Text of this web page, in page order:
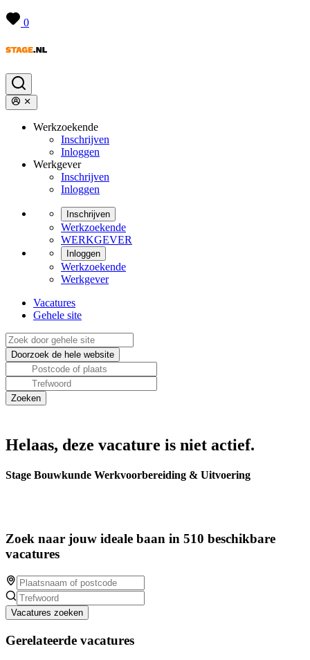
0
Werkzoekende
Inschrijven
Inloggen
Werkgever
Inschrijven
Inloggen
Inschrijven
Werkzoekende
WERKGEVER
Inloggen
Werkzoekende
Werkgever
Vacatures
Gehele site
Helaas, deze vacature is niet actief.
Stage Bouwkunde Werkvoorbereiding & Uitvoering
Zoek naar jouw ideale baan in 510 beschikbare
vacatures
Vacatures zoeken
Gerelateerde vacatures